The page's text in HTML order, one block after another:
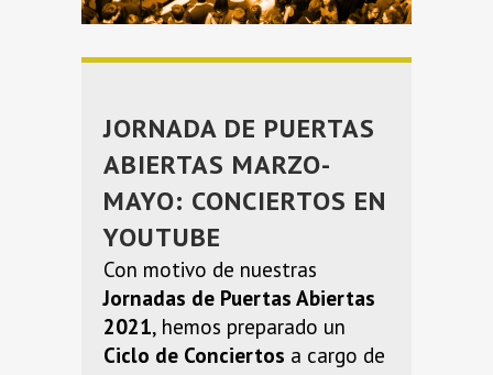
JORNADA DE PUERTAS
ABIERTAS MARZO-
MAYO: CONCIERTOS EN
YOUTUBE
Con motivo de nuestras
Jornadas de Puertas Abiertas
2021, hemos preparado un
Ciclo de Conciertos a cargo de